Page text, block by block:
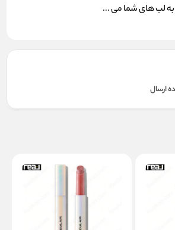
به لب های شما می ...
ارسال